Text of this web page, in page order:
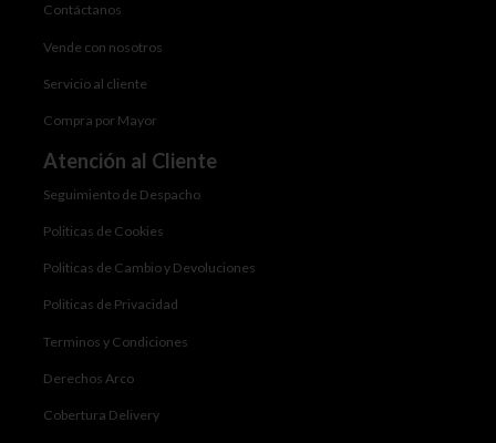
Contáctanos
Vende con nosotros
Servicio al cliente
Compra por Mayor
Atención al Cliente
Seguimiento de Despacho
Politicas de Cookies
Politicas de Cambio y Devoluciones
Politicas de Privacidad
Terminos y Condiciones
Derechos Arco
Cobertura Delivery